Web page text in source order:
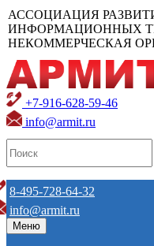
АССОЦИАЦИЯ
ИНФОРМАЦИОННЫХ
НЕКОММЕРЧЕСКАЯ
+7-916-628-59-46
info@armit.ru
8-495-728-64-32
info@armit.ru
Меню